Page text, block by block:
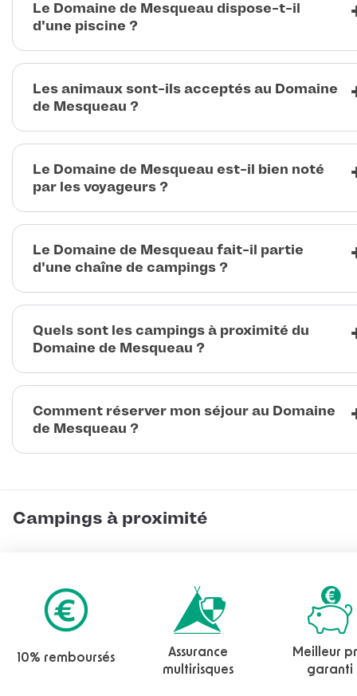
Le Domaine de Mesqueau dispose-t-il
d'une piscine ?
Les animaux sont-ils acceptés au Domaine
de Mesqueau ?
Le Domaine de Mesqueau est-il bien noté
par les voyageurs ?
Le Domaine de Mesqueau fait-il partie
d'une chaîne de campings ?
Quels sont les campings à proximité du
Domaine de Mesqueau ?
Comment réserver mon séjour au Domaine
de Mesqueau ?
Campings à proximité
10% remboursés
Assurance
multirisques
Meilleur
garanti